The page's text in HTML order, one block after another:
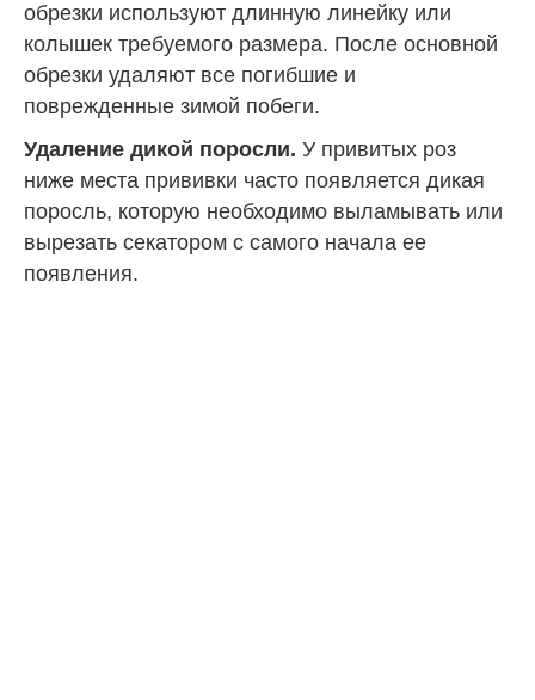
обрезки используют длинную линейку или
колышек требуемого размера. После основной
обрезки удаляют все погибшие и
поврежденные зимой побеги.
Удаление дикой поросли. У привитых роз
ниже места прививки часто появляется дикая
поросль, которую необходимо выламывать или
вырезать секатором с самого начала ее
появления.